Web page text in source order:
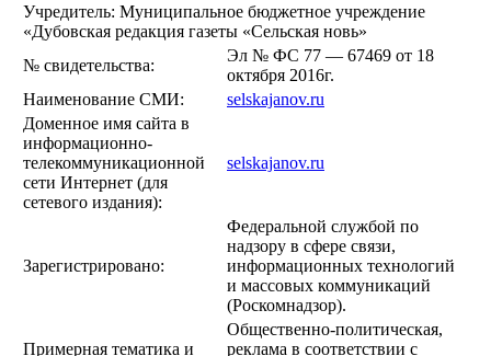
Учредитель: Муниципальное бюджетное учреждение
«Дубовская редакция газеты «Сельская новь»
№ свидетельства:
Эл № ФС 77 — 67469 от 18
октября 2016г.
Наименование СМИ:
selskajanov.ru
Доменное имя сайта в
информационно-
телекоммуникационной
сети Интернет (для
сетевого издания):
selskajanov.ru
Зарегистрировано:
Федеральной службой по
надзору в сфере связи,
информационных технологий
и массовых коммуникаций
(Роскомнадзор).
Примерная тематика и
Общественно-политическая,
реклама в соответствии с